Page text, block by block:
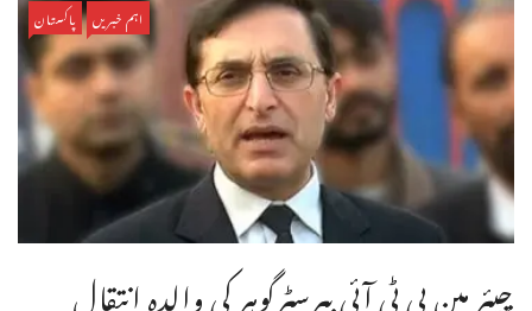
اہم خبریں پاکستان
چیئر مین پی ٹی آئی بیرسٹرگوہر کی والدہ انتقال